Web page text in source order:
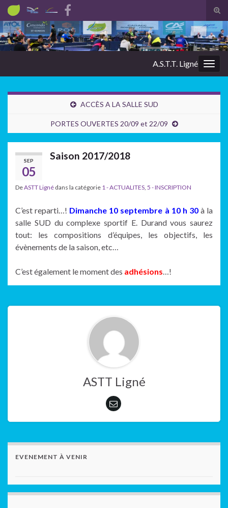
Search for:
A.S.T.T. Ligné
ACCÈS A LA SALLE SUD
PORTES OUVERTES 20/09 et 22/09
SEP
05
Saison 2017/2018
DeASTT Ligné dans la catégorie 1 - ACTUALITES 5 - INSCRIPTION
C’est reparti…! Dimanche 10 septembre à 10 h 30à la
salle SUD du complexe sportif E. Durand vous saurez
tout: les compositions d’équipes, les objectifs, les
évènements de la saison, etc…
C’est également le moment des adhésions…!
ASTT Ligné
EVENEMENT À VENIR